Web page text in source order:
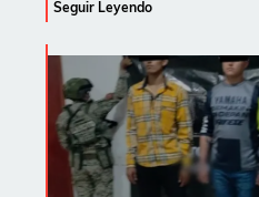
Seguir Leyendo